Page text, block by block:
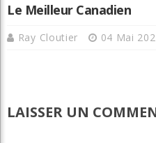
Le Meilleur Canadien
Ray Cloutier 04 Mai
LAISSER UN